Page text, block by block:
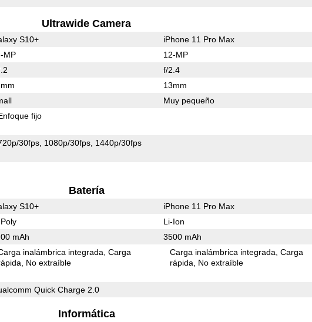
Ultrawide Camera
S10+ iPhone 11 Pro Max
MP 12-MP
f/2.4
13mm
Muy pequeño
fijo
30fps 1080p/30fps 1440p/30fps
Batería
S10+ iPhone 11 Pro Max
Li-Ion
mAh 3500 mAh
inalámbrica integrada Carga
No extraíble
Carga inalámbrica integrada Carga
rápida
No extraíble
Quick Charge 2.0
Informática